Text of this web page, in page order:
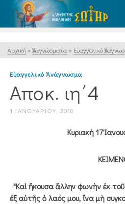
Αρχική » Ἀναγνώσματα » Εὐαγγελικό
Εὐαγγελικό Ἀνάγνωσμα
Αποκ. ιη΄4
1 ΙΑΝΟΥΑΡΊΟΥ, 2010
Κυριακή 17
"Καὶ ἤκουσα ἄλλην φωνὴν ἐκ τοῦ
ἐξ αὐτῆς ὁ λαός μου, ἵνα μὴ